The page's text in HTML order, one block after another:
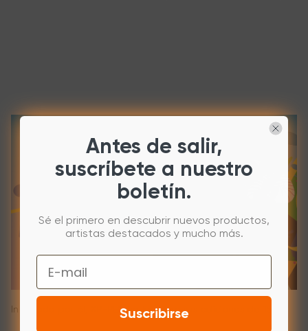
Inspirado por él, XP-PEN ha lanzado sus ediciones de 15°
Antes de salir,
suscríbete a nuestro
boletín.
Sé el primero en descubrir nuevos productos,
artistas destacados y mucho más.
Email
Suscribirse